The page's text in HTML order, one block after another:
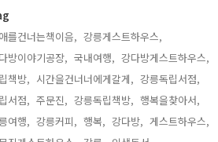
를건너는책이음, 강릉게스트하우스,
방이야기공장, 국내여행, 강다방게스트하우스,
책방, 시간을건너너에게갈게, 강릉독립서점,
서점, 주문진, 강릉독립책방, 행복을찾아서,
여행, 강릉커피, 행복, 강다방, 게스트하우스,